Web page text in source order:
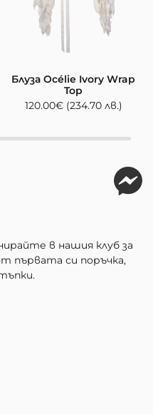
Блуза Océlie Ivory Wrap
Top
120.00€ (234.70 лв.)
в нашия клуб за
първата си поръчка,